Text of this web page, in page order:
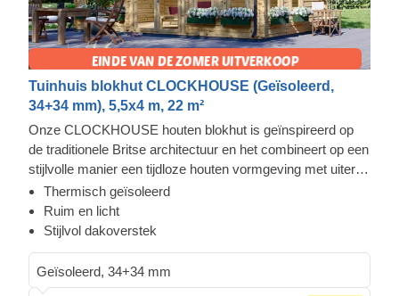
Tuinhuis blokhut CLOCKHOUSE (Geïsoleerd,
34+34 mm), 5,5x4 m, 22 m²
Onze CLOCKHOUSE houten blokhut is geïnspireerd op
de traditionele Britse architectuur en het combineert op een
stijlvolle manier een tijdloze houten vormgeving met uiterst
functioneel comfort. Deze ruime hut wordt overspoeld met
natuurlijk licht dankzij de enorme ramen en deuren die de
voorkant van het gebouw bedekken. Het is de perfecte
of een gezellige plek waar u met uw familie en vrienden
kunt samenkomen.
Thermisch geïsoleerd
Ruim en licht
Stijlvol dakoverstek
Geïsoleerd, 34+34 mm